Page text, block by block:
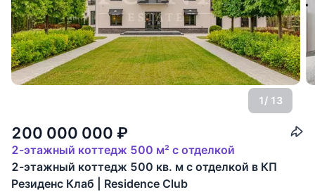
1/ 13
200 000 000 ₽
2-этажный коттедж 500 м² с отделкой
2-этажный коттедж 500 кв. м с отделкой в КП
Резиденс Клаб | Residence Club